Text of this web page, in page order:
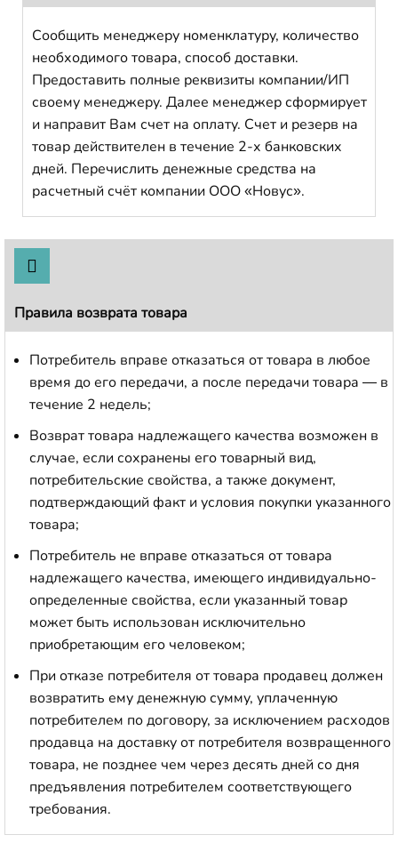
Сообщить менеджеру номенклатуру, количество
необходимого товара, способ доставки.
Предоставить полные реквизиты компании/ИП
своему менеджеру. Далее менеджер сформирует
и направит Вам счет на оплату. Счет и резерв на
товар действителен в течение 2-х банковских
дней. Перечислить денежные средства на
расчетный счёт компании ООО «Новус».
Правила возврата товара
Потребитель вправе отказаться от товара в любое
время до его передачи, а после передачи товара — в
течение 2 недель;
Возврат товара надлежащего качества возможен в
случае, если сохранены его товарный вид,
потребительские свойства, а также документ,
подтверждающий факт и условия покупки указанного
товара;
Потребитель не вправе отказаться от товара
надлежащего качества, имеющего индивидуально-
определенные свойства, если указанный товар
может быть использован исключительно
приобретающим его человеком;
При отказе потребителя от товара продавец должен
возвратить ему денежную сумму, уплаченную
потребителем по договору, за исключением расходов
продавца на доставку от потребителя возвращенного
товара, не позднее чем через десять дней со дня
предъявления потребителем соответствующего
требования.